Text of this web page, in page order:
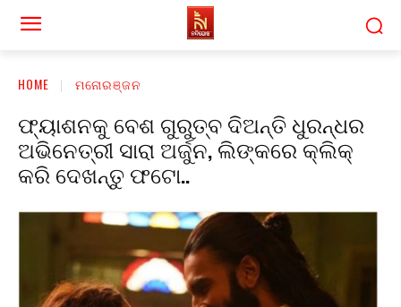
HOME ମନୋରଞ୍ଜନ
ଫ୍ୟାଶନକୁ ବେଶ ଗୁରୁତ୍ବ ଦିଅନ୍ତି ଧୁରନ୍ଧର
ଅଭିନେତ୍ରୀ ସାରା ଅର୍ଜୁନ, ଲିଙ୍କରେ କ୍ଲିକ୍
କରି ଦେଖନ୍ତୁ ଫଟୋ..